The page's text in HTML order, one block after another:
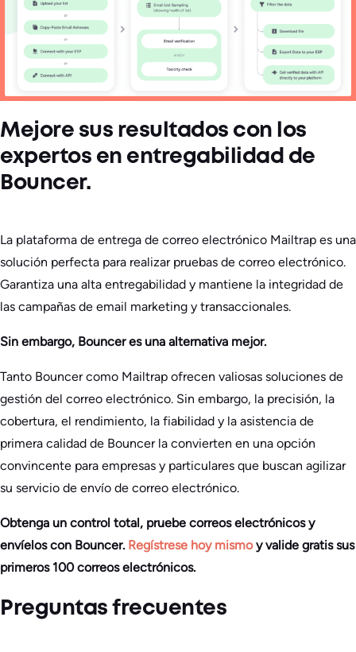
Mejore sus resultados con los
expertos en entregabilidad de
Bouncer.
La plataforma de entrega de correo electrónico Mailtrap es una
solución perfecta para realizar pruebas de correo electrónico.
Garantiza una alta entregabilidad y mantiene la integridad de
las campañas de email marketing y transaccionales.
Sin embargo, Bouncer es una alternativa mejor.
Tanto Bouncer como Mailtrap ofrecen valiosas soluciones de
gestión del correo electrónico. Sin embargo, la precisión, la
cobertura, el rendimiento, la fiabilidad y la asistencia de
primera calidad de Bouncer la convierten en una opción
convincente para empresas y particulares que buscan agilizar
su servicio de envío de correo electrónico.
Obtenga un control total, pruebe correos electrónicos y
envíelos con Bouncer. Regístrese hoy mismoy valide gratis sus
primeros 100 correos electrónicos.
Preguntas frecuentes